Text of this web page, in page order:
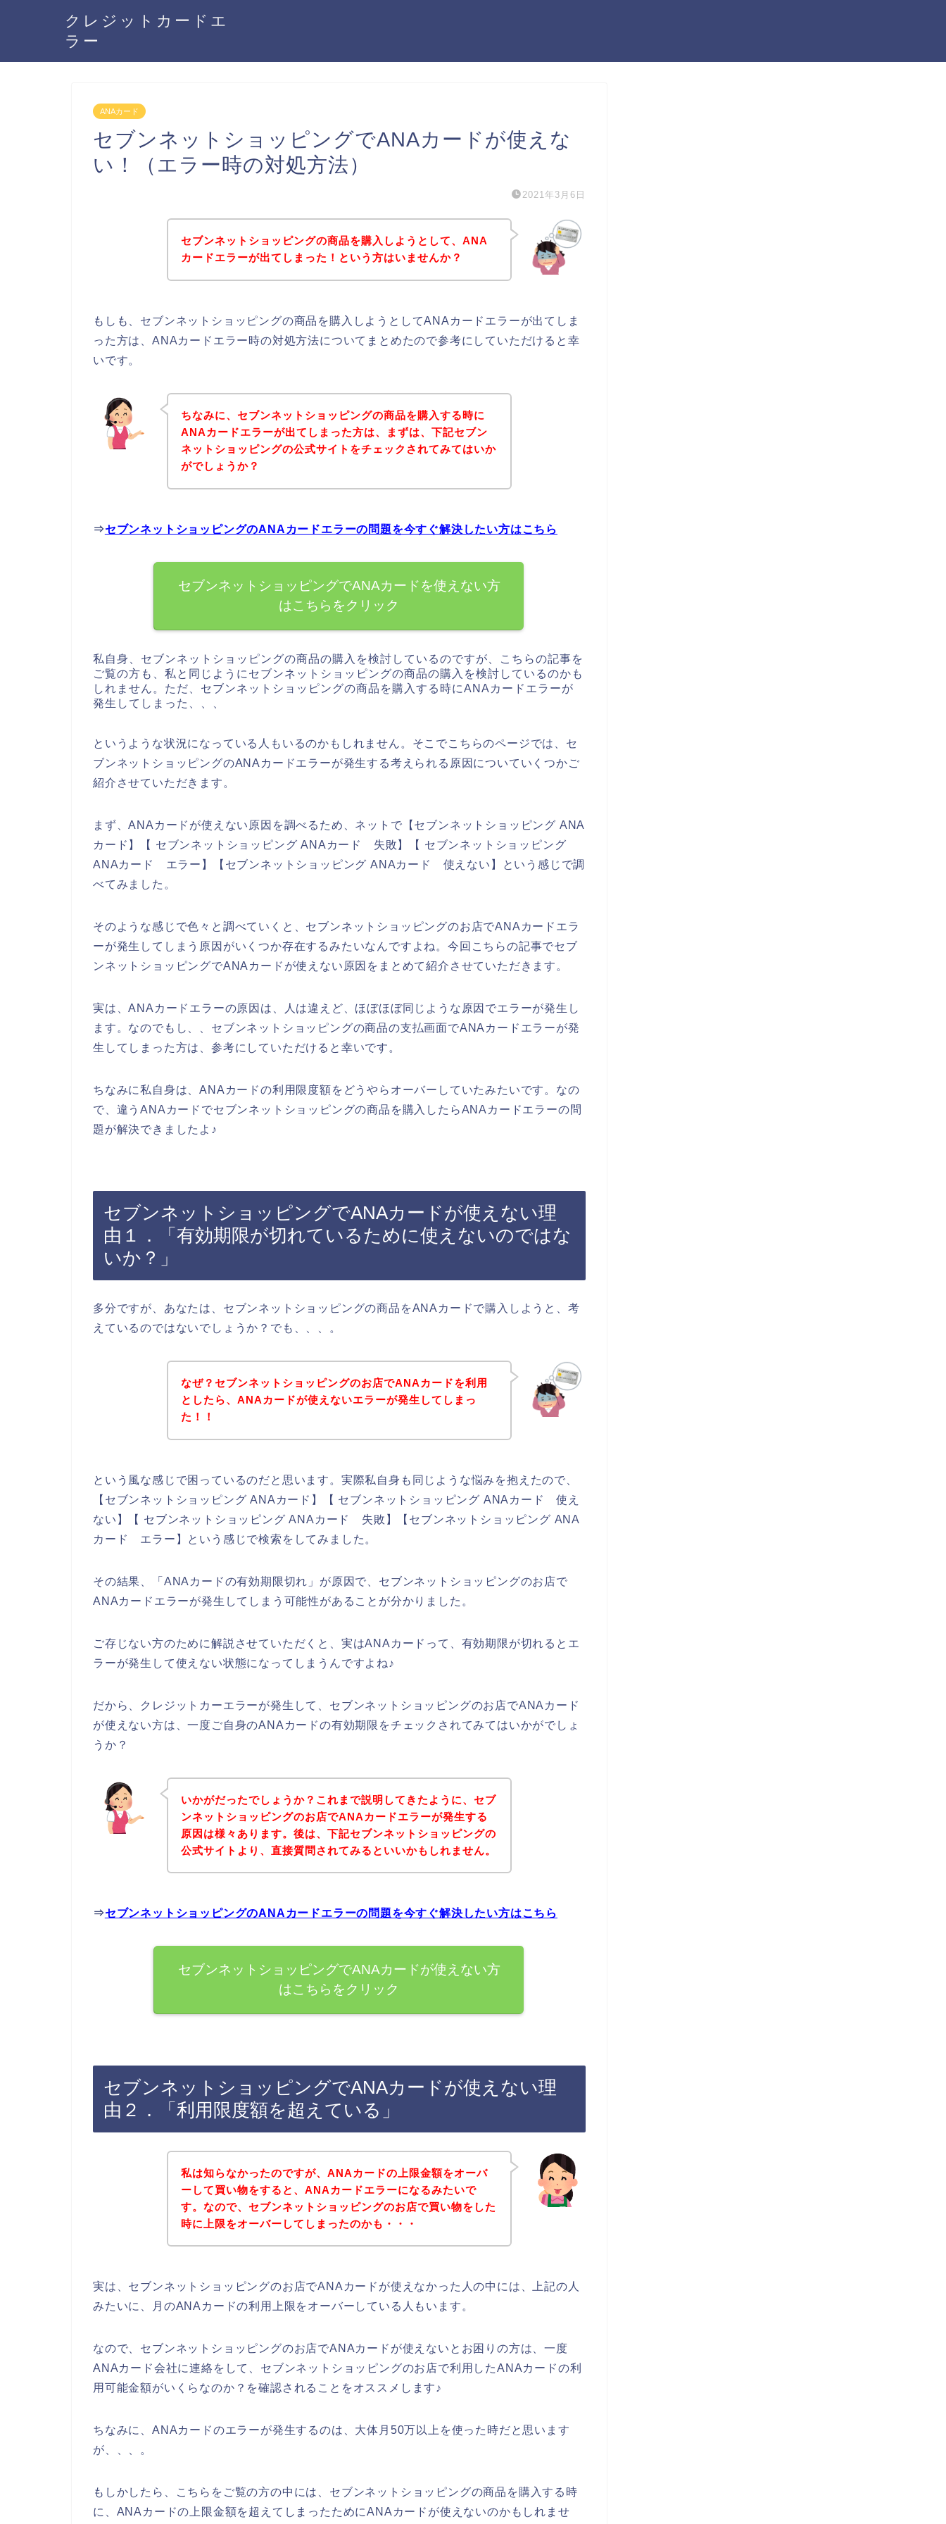
クレジットカードエ
ラー
ANAカード
セブンネットショッピングでANAカードが使えな
い！（エラー時の対処方法）
2021年3月6日
セブンネットショッピングの商品を購入しようとして、ANA
カードエラーが出てしまった！という方はいませんか？
もしも、セブンネットショッピングの商品を購入しようとしてANAカードエラーが出てしま
った方は、ANAカードエラー時の対処方法についてまとめたので参考にしていただけると幸
いです。
ちなみに、セブンネットショッピングの商品を購入する時に
ANAカードエラーが出てしまった方は、まずは、下記セブン
ネットショッピングの公式サイトをチェックされてみてはいか
がでしょうか？
⇒セブンネットショッピングのANAカードエラーの問題を今すぐ解決したい方はこちら
セブンネットショッピングでANAカードを使えない方
はこちらをクリック
私自身、セブンネットショッピングの商品の購入を検討しているのですが、こちらの記事を
ご覧の方も、私と同じようにセブンネットショッピングの商品の購入を検討しているのかも
しれません。ただ、セブンネットショッピングの商品を購入する時にANAカードエラーが
発生してしまった、、、
というような状況になっている人もいるのかもしれません。そこでこちらのページでは、セ
ブンネットショッピングのANAカードエラーが発生する考えられる原因についていくつかご
紹介させていただきます。
まず、ANAカードが使えない原因を調べるため、ネットで【セブンネットショッピング ANA
カード】【 セブンネットショッピング ANAカード 失敗】【 セブンネットショッピング
ANAカード エラー】【セブンネットショッピング ANAカード 使えない】という感じで調
べてみました。
そのような感じで色々と調べていくと、セブンネットショッピングのお店でANAカードエラ
ーが発生してしまう原因がいくつか存在するみたいなんですよね。今回こちらの記事でセブ
ンネットショッピングでANAカードが使えない原因をまとめて紹介させていただきます。
実は、ANAカードエラーの原因は、人は違えど、ほぼほぼ同じような原因でエラーが発生し
ます。なのでもし、、セブンネットショッピングの商品の支払画面でANAカードエラーが発
生してしまった方は、参考にしていただけると幸いです。
ちなみに私自身は、ANAカードの利用限度額をどうやらオーバーしていたみたいです。なの
で、違うANAカードでセブンネットショッピングの商品を購入したらANAカードエラーの問
題が解決できましたよ♪
セブンネットショッピングでANAカードが使えない理
由１．「有効期限が切れているために使えないのではな
いか？」
多分ですが、あなたは、セブンネットショッピングの商品をANAカードで購入しようと、考
えているのではないでしょうか？でも、、、。
なぜ？セブンネットショッピングのお店でANAカードを利用
としたら、ANAカードが使えないエラーが発生してしまっ
た！！
という風な感じで困っているのだと思います。実際私自身も同じような悩みを抱えたので、
【セブンネットショッピング ANAカード】【 セブンネットショッピング ANAカード 使え
ない】【 セブンネットショッピング ANAカード 失敗】【セブンネットショッピング ANA
カード エラー】という感じで検索をしてみました。
その結果、「ANAカードの有効期限切れ」が原因で、セブンネットショッピングのお店で
ANAカードエラーが発生してしまう可能性があることが分かりました。
ご存じない方のために解説させていただくと、実はANAカードって、有効期限が切れるとエ
ラーが発生して使えない状態になってしまうんですよね♪
だから、クレジットカーエラーが発生して、セブンネットショッピングのお店でANAカード
が使えない方は、一度ご自身のANAカードの有効期限をチェックされてみてはいかがでしょ
うか？
いかがだったでしょうか？これまで説明してきたように、セブ
ンネットショッピングのお店でANAカードエラーが発生する
原因は様々あります。後は、下記セブンネットショッピングの
公式サイトより、直接質問されてみるといいかもしれません。
⇒セブンネットショッピングのANAカードエラーの問題を今すぐ解決したい方はこちら
セブンネットショッピングでANAカードが使えない方
はこちらをクリック
セブンネットショッピングでANAカードが使えない理
由２．「利用限度額を超えている」
私は知らなかったのですが、ANAカードの上限金額をオーバ
ーして買い物をすると、ANAカードエラーになるみたいで
す。なので、セブンネットショッピングのお店で買い物をした
時に上限をオーバーしてしまったのかも・・・
実は、セブンネットショッピングのお店でANAカードが使えなかった人の中には、上記の人
みたいに、月のANAカードの利用上限をオーバーしている人もいます。
なので、セブンネットショッピングのお店でANAカードが使えないとお困りの方は、一度
ANAカード会社に連絡をして、セブンネットショッピングのお店で利用したANAカードの利
用可能金額がいくらなのか？を確認されることをオススメします♪
ちなみに、ANAカードのエラーが発生するのは、大体月50万以上を使った時だと思います
が、、、。
もしかしたら、こちらをご覧の方の中には、セブンネットショッピングの商品を購入する時
に、ANAカードの上限金額を超えてしまったためにANAカードが使えないのかもしれませ